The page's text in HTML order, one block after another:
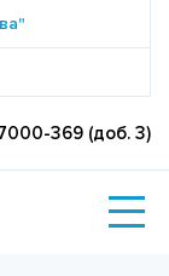
369 (доб. 3)